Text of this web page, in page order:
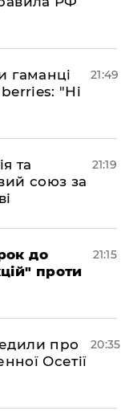
гаманці
"Ні
21:49
та
союз за
21:19
до
проти
21:15
про
Осетії
20:35